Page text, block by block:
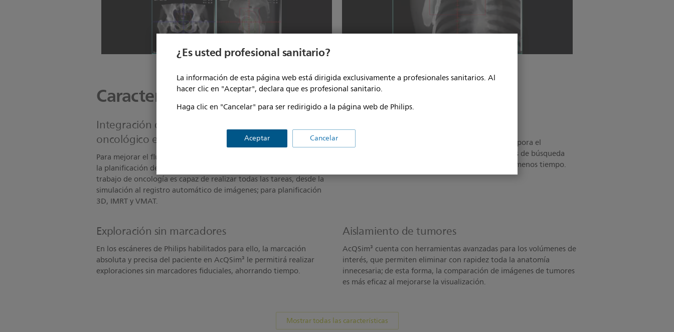
¿Es usted profesional sanitario?
La información de esta página web está dirigida exclusivamente a profesionales sanitarios. Al
hacer clic en "Aceptar", declara que es profesional sanitario.
Haga clic en "Cancelar" para ser redirigido a la página web de Philips.
Aceptar Cancelar
Características
Integración de Pinnacle³ para un flujo de trabajo
oncológico eficiente
Para mejorar el flujo de trabajo oncológico, AcQSim³ se integra en
la planificación del tratamiento Pinnacle³. Esta completa estación de
trabajo de oncología es capaz de realizar todas las tareas, desde la
simulación al registro automático de imágenes; para planificación
3D, IMRT y VMAT.
La herramienta avanzada de creación de DRR incorpora el
seguimiento de línea de píxel digital. Emplea tablas de búsqueda
personalizadas para crear imágenes excelentes en menos tiempo.
Exploración sin marcadores
En los escáneres de Philips habilitados para ello, la marcación
absoluta y precisa del paciente en AcQSim³ le permitirá realizar
exploraciones sin marcadores fiduciales, ahorrando tiempo.
Aislamiento de tumores
AcQSim³ cuenta con herramientas avanzadas para los volúmenes de
interés, que permiten eliminar con rapidez toda la anatomía
innecesaria; de esta forma, la comparación de imágenes de tumores
es más eficaz al mejorarse la visualización.
Mostrar todas las características